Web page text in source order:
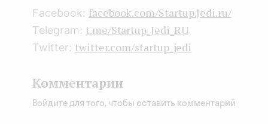
Facebook: facebook.com/Startup.Jedi.ru/
Telegram: t.me/Startup_Jedi_RU
Twitter: twitter.com/startup_jedi
Комментарии
Войдите для того, чтобы оставить комментарий